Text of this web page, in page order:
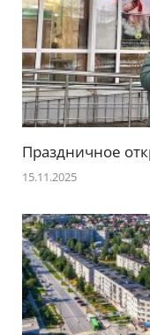
Праздничное
15.11.2025